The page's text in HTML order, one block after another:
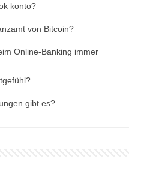
konto?
von Bitcoin?
Online-Banking immer
gibt es?